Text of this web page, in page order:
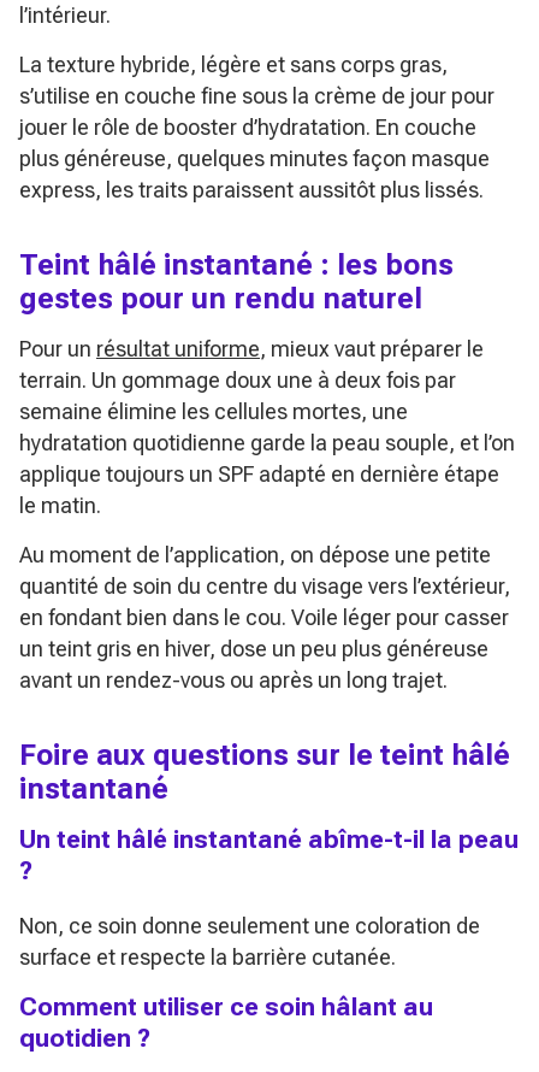
l’intérieur.
La texture hybride, légère et sans corps gras,
s’utilise en couche fine sous la crème de jour pour
jouer le rôle de booster d’hydratation. En couche
plus généreuse, quelques minutes façon masque
express, les traits paraissent aussitôt plus lissés.
Teint hâlé instantané : les bons
gestes pour un rendu naturel
Pour un résultat uniforme, mieux vaut préparer le
terrain. Un gommage doux une à deux fois par
semaine élimine les cellules mortes, une
hydratation quotidienne garde la peau souple, et l’on
applique toujours un SPF adapté en dernière étape
le matin.
Au moment de l’application, on dépose une petite
quantité de soin du centre du visage vers l’extérieur,
en fondant bien dans le cou. Voile léger pour casser
un teint gris en hiver, dose un peu plus généreuse
avant un rendez-vous ou après un long trajet.
Foire aux questions sur le teint hâlé
instantané
Un teint hâlé instantané abîme-t-il la peau
?
Non, ce soin donne seulement une coloration de
surface et respecte la barrière cutanée.
Comment utiliser ce soin hâlant au
quotidien ?